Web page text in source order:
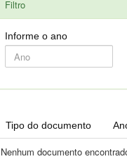
Filtro
Informe o ano
Tipo do documento
Nenhum documento